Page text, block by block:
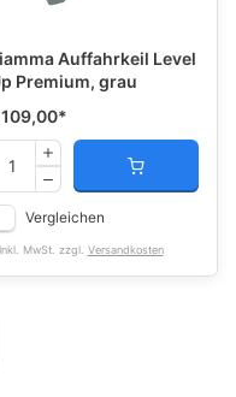
Auffahrkeil Level
Premium, grau
*
Vergleichen
MwSt. zzgl. Versandkosten